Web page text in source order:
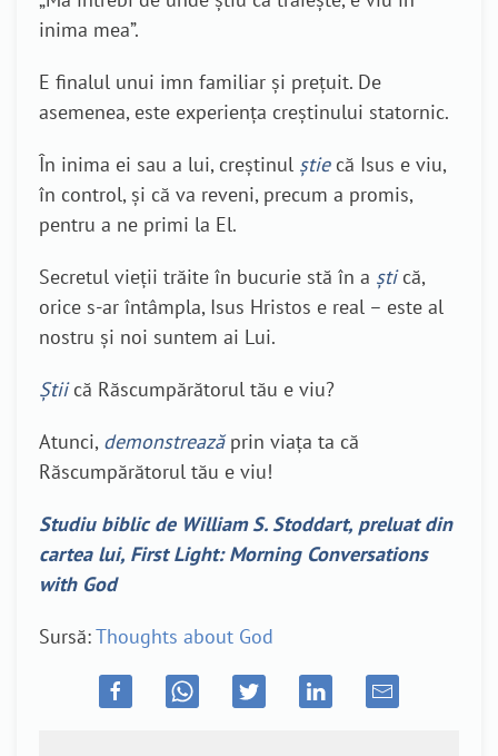
inima mea”.
E finalul unui imn familiar și prețuit. De
asemenea, este experiența creștinului statornic.
În inima ei sau a lui, creștinul știecă Isus e viu,
în control, și că va reveni, precum a promis,
pentru a ne primi la El.
Secretul vieții trăite în bucurie stă în a ștică,
orice s-ar întâmpla, Isus Hristos e real – este al
nostru și noi suntem ai Lui.
Știică Răscumpărătorul tău e viu?
Atunci, demonstreazăprin viața ta că
Răscumpărătorul tău e viu!
Studiu biblic de William S. Stoddart, preluat din
cartea lui, First Light: Morning Conversations
with God
Sursă:Thoughts about God